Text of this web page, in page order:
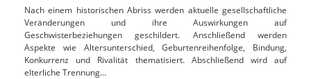
Nach einem historischen Abriss werden aktuelle gesellschaftliche
Veränderungen und ihre Auswirkungen auf
Geschwisterbeziehungen geschildert. Anschließend werden
Aspekte wie Altersunterschied, Geburtenreihenfolge, Bindung,
Konkurrenz und Rivalität thematisiert. Abschließend wird auf
elterliche Trennung…